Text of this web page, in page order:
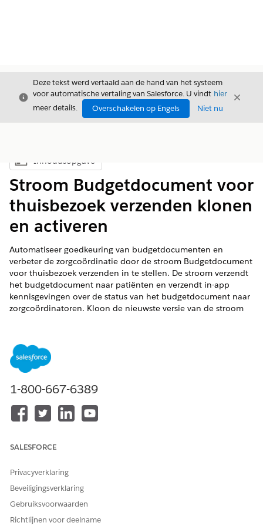
Sluiten
Deze tekst werd vertaald aan de hand van het systeem
voor automatische vertaling van Salesforce. U vindt hier
meer details.
Overschakelen op Engels Niet nu
Sluiten
Inhoudsopgave weergeven
Inhoudsopgave
Stroom Budgetdocument voor
thuisbezoek verzenden klonen
en activeren
Automatiseer goedkeuring van budgetdocumenten en
verbeter de zorgcoördinatie door de stroom Budgetdocument
voor thuisbezoek verzenden in te stellen. De stroom verzendt
het budgetdocument naar patiënten en verzendt in-app
kennisgevingen over de status van het budgetdocument naar
zorgcoördinatoren. Kloon de nieuwste versie van de stroom
Beschikbaar in: Lightning Experience
Beschikbaar in:Enterprise
Stromen klonen en
Geef vanuit Set-up
selecteer
Stromen
Zoek en selecteer de stroom Budgetdocument voor
thuisbezoek verzenden.
1-800-667-6389
SALESFORCE
Privacyverklaring
Beveiligingsverklaring
Gebruiksvoorwaarden
Richtlijnen voor deelname